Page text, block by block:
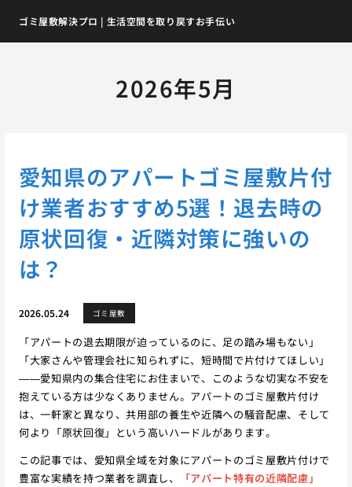
ゴミ屋敷解決プロ | 生活空間を取り戻すお手伝い
2026年5月
愛知県のアパートゴミ屋敷片付
け業者おすすめ5選！退去時の
原状回復・近隣対策に強いの
は？
2026.05.24 ゴミ屋敷
「アパートの退去期限が迫っているのに、足の踏み場もない」
「大家さんや管理会社に知られずに、短時間で片付けてほしい」
——愛知県内の集合住宅にお住まいで、このような切実な不安を
抱えている方は少なくありません。アパートのゴミ屋敷片付け
は、一軒家と異なり、共用部の養生や近隣への騒音配慮、そして
何より「原状回復」という高いハードルがあります。
この記事では、愛知県全域を対象にアパートのゴミ屋敷片付けで
豊富な実績を持つ業者を調査し、
「アパート特有の近隣配慮」